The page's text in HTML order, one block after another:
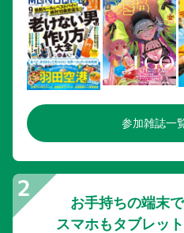
参加雑誌一
お手持ちの端末
スマホもタブレッ